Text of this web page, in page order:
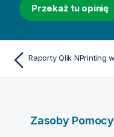
Przekaż tu opinię
Zasoby Pomocy